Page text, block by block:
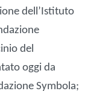
dell’Istituto
del
oggi da
Symbola;